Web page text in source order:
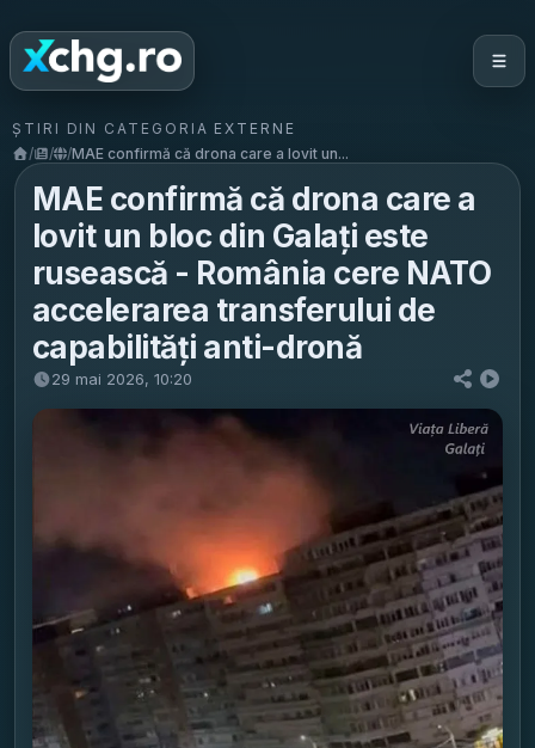
ȘTIRI DIN CATEGORIA EXTERNE
/
/ /MAE confirmă că drona care a lovit un...
MAE confirmă că drona care a
lovit un bloc din Galați este
rusească - România cere NATO
accelerarea transferului de
capabilități anti-dronă
29 mai 2026, 10:20